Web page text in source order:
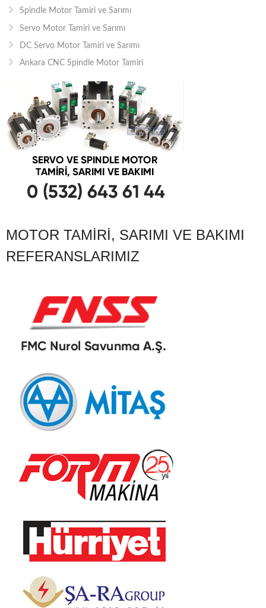
Spindle Motor Tamiri ve Sarımı
Servo Motor Tamiri ve Sarımı
DC Servo Motor Tamiri ve Sarımı
Ankara CNC Spindle Motor Tamiri
MOTOR TAMIRI, SARIMI VE BAKIMI
REFERANSLARIMIZ